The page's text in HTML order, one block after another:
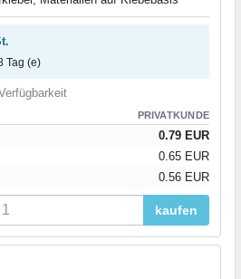
Tag (e)
PRIVATKUNDE
0.79 EUR
0.65 EUR
0.56 EUR
kaufen